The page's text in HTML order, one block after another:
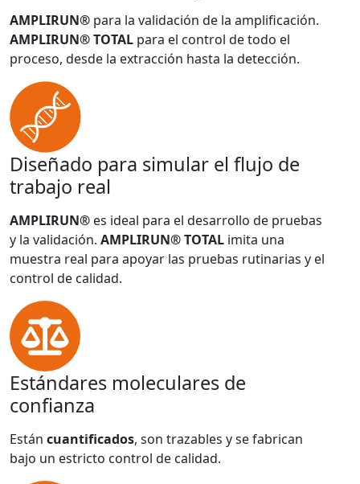
AMPLIRUN® para la validación de la amplificación.
AMPLIRUN® TOTAL para el control de todo el
proceso, desde la extracción hasta la detección.
Diseñado para simular el flujo de
trabajo real
AMPLIRUN® es ideal para el desarrollo de pruebas
y la validación. AMPLIRUN® TOTAL imita una
muestra real para apoyar las pruebas rutinarias y el
control de calidad.
Estándares moleculares de
confianza
Están cuantificados, son trazables y se fabrican
bajo un estricto control de calidad.